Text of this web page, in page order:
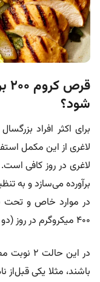
شود؟
برای اکثر افراد
لاغری در روز کافی‌
بر‌آورده می‌سازد و به
در موارد خاص و
۴۰۰ میکروگرم در روز (دو قرص ۲۰۰میکروگرمی) افزایش یابد.
در این
باشند، مثلا یکی قبل‌از